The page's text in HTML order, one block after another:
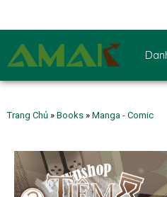
Trang Chủ » Books » Manga - Comic